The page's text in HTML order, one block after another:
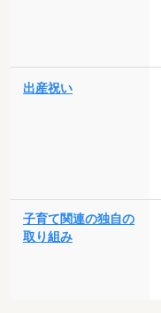
出産祝い
子育て関連の独自の
取り組み